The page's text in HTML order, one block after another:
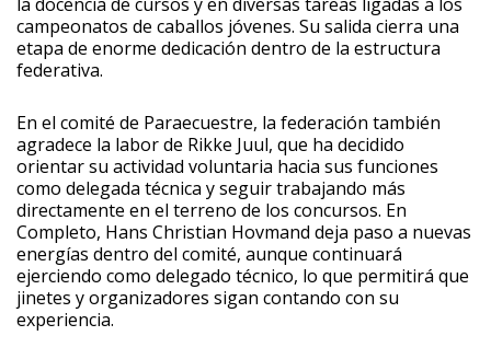
campeonatos de caballos jóvenes. Su salida cierra una
etapa de enorme dedicación dentro de la estructura
federativa.
En el comité de Paraecuestre, la federación también
agradece la labor de Rikke Juul, que ha decidido
orientar su actividad voluntaria hacia sus funciones
como delegada técnica y seguir trabajando más
directamente en el terreno de los concursos. En
Completo, Hans Christian Hovmand deja paso a nuevas
energías dentro del comité, aunque continuará
ejerciendo como delegado técnico, lo que permitirá que
jinetes y organizadores sigan contando con su
experiencia.